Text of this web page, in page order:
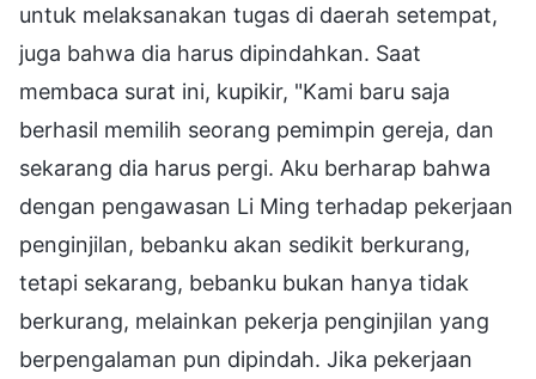
untuk melaksanakan tugas di daerah setempat,
juga bahwa dia harus dipindahkan. Saat
membaca surat ini, kupikir, "Kami baru saja
berhasil memilih seorang pemimpin gereja, dan
sekarang dia harus pergi. Aku berharap bahwa
dengan pengawasan Li Ming terhadap pekerjaan
penginjilan, bebanku akan sedikit berkurang,
tetapi sekarang, bebanku bukan hanya tidak
berkurang, melainkan pekerja penginjilan yang
berpengalaman pun dipindah. Jika pekerjaan